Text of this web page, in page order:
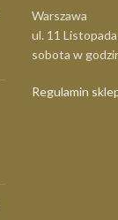
Warszawa
ul. 11
sobota w
Regulamin